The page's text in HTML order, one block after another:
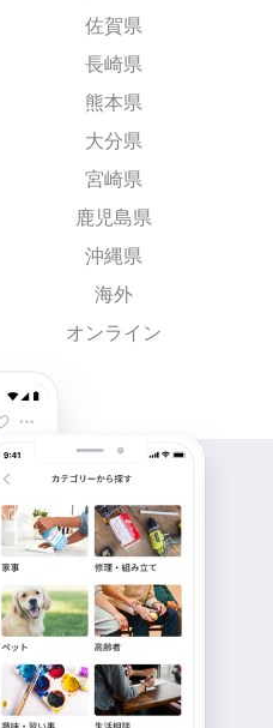
佐賀県
長崎県
熊本県
大分県
宮崎県
鹿児島県
沖縄県
海外
オンライン